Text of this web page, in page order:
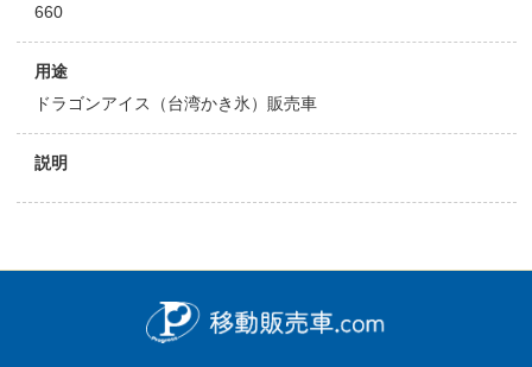
660
用途
ドラゴンアイス（台湾かき氷）販売車
説明